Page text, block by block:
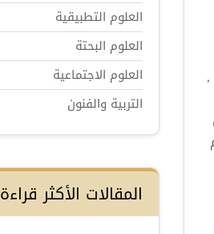
,
العلوم التطبيقية
العلوم البحتة
العلوم الاجتماعية
التربية والفنون
المقالات الأكثر قراءة